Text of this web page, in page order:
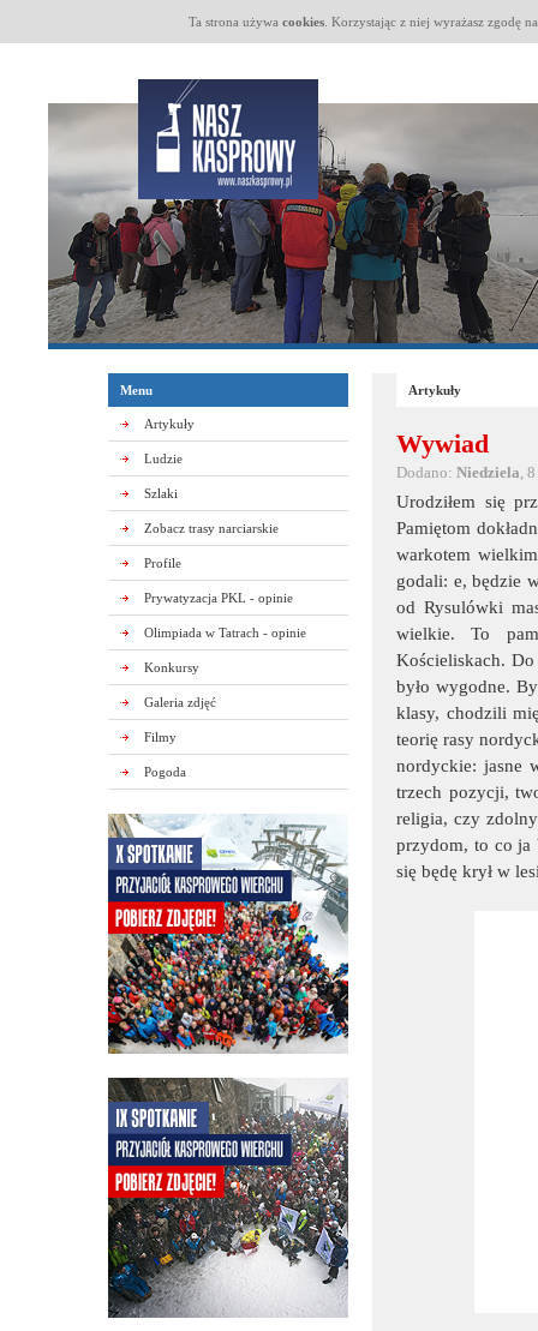
Ta strona używa cookies. Korzystając z niej wyrażasz zgodę
Menu
Artykuły
Ludzie
Szlaki
Zobacz trasy narciarskie
Profile
Prywatyzacja PKL - opinie
Olimpiada w Tatrach - opinie
Konkursy
Galeria zdjęć
Filmy
Pogoda
Artykuły
Wywiad
Dodano: Niedziela,
Urodziłem się
Pamiętom
warkotem
godali: e, będzie
od Rysulówki
wielkie. To
Kościeliskach.
było wygodne.
klasy, chodzili
teorię rasy
nordyckie: jasne
trzech pozycji,
religia, czy
przydom, to co ja
się będę krył w